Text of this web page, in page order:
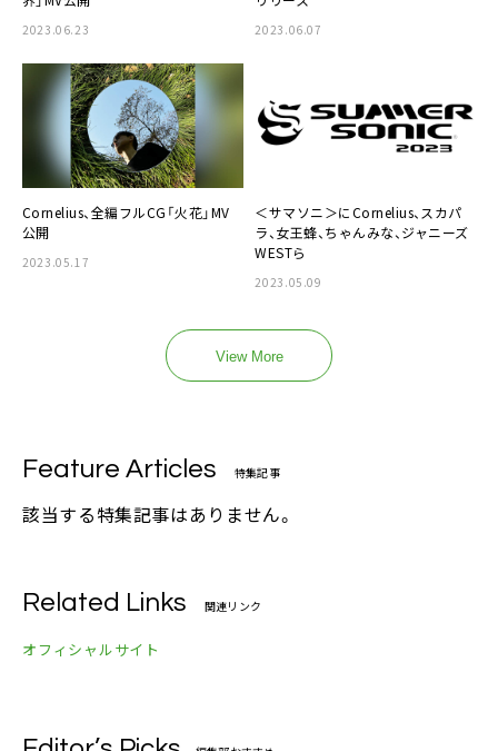
2023.06.23 2023.06.07
Cornelius、全編フルCG「火花」MV
公開
2023.05.17
＜サマソニ＞にCornelius、スカパ
ラ、女王蜂、ちゃんみな、ジャニーズ
WESTら
2023.05.09
View More
Feature Articles 特集記事
該当する特集記事はありません。
Related Links 関連リンク
オフィシャルサイト